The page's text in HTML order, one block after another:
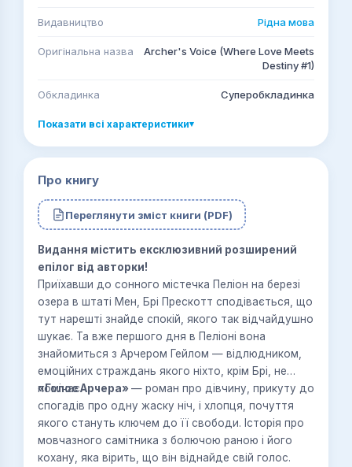
Видавництво Рідна мова
Оригінальна назва
Archer's Voice (Where Love Meets
Destiny #1)
Обкладинка Суперобкладинка
Показати всі характеристики▾
Про книгу
Переглянути зміст книги (PDF)
Видання містить ексклюзивний розширений
епілог від авторки!
Приїхавши до сонного містечка Пеліон на березі
озера в штаті Мен, Брі Прескотт сподівається, що
тут нарешті знайде спокій, якого так відчайдушно
шукає. Та вже першого дня в Пеліоні вона
знайомиться з Арчером Гейлом — відлюдником,
емоційних страждань якого ніхто, крім Брі, не
помічає.
«Голос Арчера»— роман про дівчину, прикуту до
спогадів про одну жаску ніч, і хлопця, почуття
якого стануть ключем до її свободи. Історія про
мовчазного самітника з болючою раною і його
кохану, яка вірить, що він віднайде свій голос.